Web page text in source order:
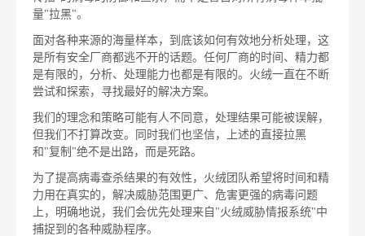
量"拉黑"。
面对各种来源的海量样本，到底该如何有效地分析处理，这
是所有安全厂商都逃不开的话题。任何厂商的时间、精力都
是有限的，分析、处理能力也都是有限的。火绒一直在不断
尝试和探索，寻找最好的解决方案。
我们的理念和策略可能有人不同意，处理结果可能被误解，
但我们不打算改变。同时我们也坚信，上述的直接拉黑
和"复制"绝不是出路，而是死路。
为了提高病毒查杀结果的有效性，火绒团队希望将时间和精
力用在真实的，解决威胁范围更广、危害更强的病毒问题
上，明确地说，我们会优先处理来自"火绒威胁情报系统"中
捕捉到的各种威胁程序。